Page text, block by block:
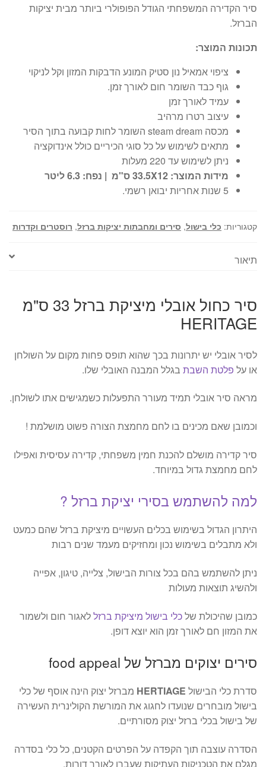
סיר הקדירה המשפחתי הגודל הפופולרי ביותר מבית יציקות
הברזל.
תכונות המוצר:
ציפוי אמאיל נון סטיק המונע הדבקות המזון וקל לניקוי
גוף כבד השומר חום לאורך זמן.
עמיד לאורך זמן
עיצוב רטרו מרהיב
מכסה steam dream השומר לחות קבועה בתוך הסיר
מתאים לשימוש על כל סוגי הכיריים כולל אינדוקציה
ניתן לשימוש עד 220 מעלות
מידות המוצר: 33.5X12 ס"מ | נפח: 6.3 ליטר
5 שנות אחריות יבואן רשמי.
קטגוריות: כלי בישול, סירים ומחבתות יציקות ברזל, רוסטרים וקדרות
תיאור
סיר כחול אובלי מיציקת ברזל 33 ס"מ
HERITAGE
לסיר אובלי יש יתרונות בכך שהוא תופס פחות מקום על השולחן
או על פלטת השבת בגלל המבנה האובלי שלו.
מראה סיר אובלי תמיד מעורר התפעלות כשמגישים אתו לשולחן.
וכמובן שאם מכינים בו לחם מחמצת הצורה פשוט מושלמת !
סיר קדירה מושלם להכנת חמין משפחתי, קדירה עסיסית ואפילו
לחם מחמצת גדול במיוחד.
למה להשתמש בסירי יציקת ברזל ?
היתרון הגדול בשימוש בכלים העשויים מיציקת ברזל שהם כמעט
ולא מתבלים בשימוש נכון ומחזיקים מעמד שנים רבות
ניתן להשתמש בהם בכל צורות הבישול, צלייה, טיגון, אפייה
ולהשיג תוצאות מעולות
כמובן שהיכולת שלכלי בישול מיציקת ברזללאגור חום ולשמור
את המזון חם לאורך זמן הוא יוצא דופן.
סירים יצוקים מברזל של food appeal
סדרת כלי הבישול HERTIAGE מברזל יצוק הינה אוסף של כלי
בישול מובחרים שנועדו לחגוג את המורשת הקולינרית העשירה
של בישול בכלי ברזל יצוק מסורתיים.
הסדרה עוצבה תוך הקפדה על הפרטים הקטנים, כל כלי בסדרה
מגלם את הטכניקות העתיקות שעברו לאורך דורות.